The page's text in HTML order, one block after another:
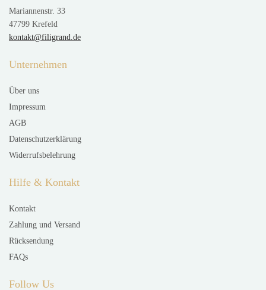
Mariannenstr. 33
47799 Krefeld
kontakt@filigrand.de
Unternehmen
Über uns
Impressum
AGB
Datenschutzerklärung
Widerrufsbelehrung
Hilfe & Kontakt
Kontakt
Zahlung und Versand
Rücksendung
FAQs
Follow Us